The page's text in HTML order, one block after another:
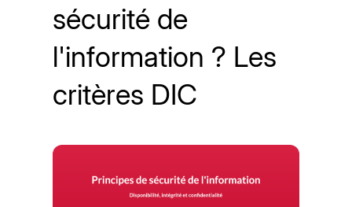
sécurité de
l'information ? Les
critères DIC